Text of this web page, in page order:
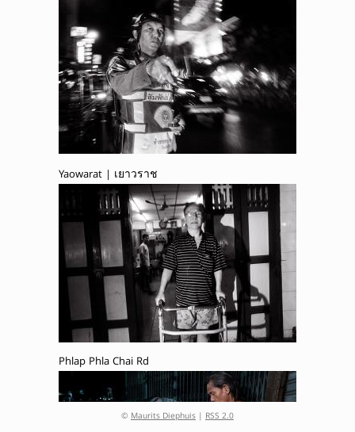
Yaowarat | เยาวราช
Phlap Phla Chai Rd
© Maurits Diephuis | RSS 2.0